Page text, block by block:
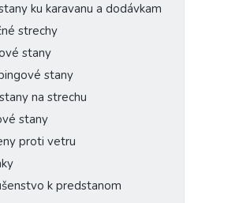
ku karavanu a dodávkam
strechy
stany
stany
na strechu
stany
proti vetru
k predstanom